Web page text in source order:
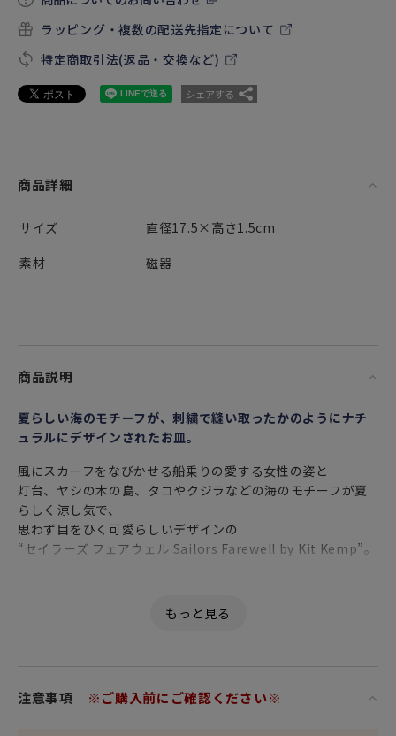
ラッピング・複数の配送先指定について
特定商取引法(返品・交換など)
シェアする
商品詳細
サイズ
直径17.5×高さ1.5cm
素材
磁器
商品説明
夏らしい海のモチーフが、刺繍で縫い取ったかのようにナチ
ュラルにデザインされたお皿。
風にスカーフをなびかせる船乗りの愛する女性の姿と
灯台、ヤシの木の島、タコやクジラなどの海のモチーフが夏
らしく涼し気で、
思わず目をひく可愛らしいデザインの
“セイラーズ フェアウェル Sailors Farewell by Kit Kemp”。
からは、
注意事項 ※ご購入前にご確認ください※